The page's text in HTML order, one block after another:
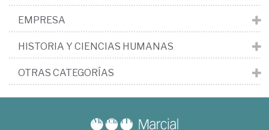
EMPRESA
HISTORIA Y CIENCIAS HUMANAS
OTRAS CATEGORÍAS